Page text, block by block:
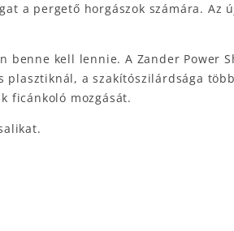
a pergető horgászok számára. Az
kell lennie. A Zander Power
a szakítószilárdsága
ficánkoló mozgását.